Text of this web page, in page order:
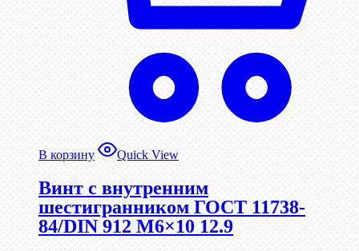
В корзину Quick View
Винт c внутренним
шестигранником ГОСТ 11738-
84/DIN 912 М6×10 12.9